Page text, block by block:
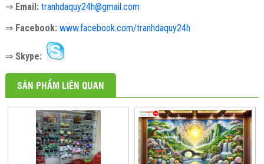
⇒ Email: tranhdaquy24h@gmail.com
⇒ Facebook: www.facebook.com/tranhdaquy24h
⇒ Skype:
SẢN PHẨM LIÊN QUAN